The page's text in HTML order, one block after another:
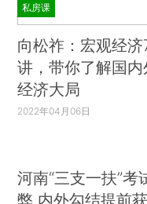
私房课
向松祚：宏观经济
讲，带你了解国内
经济大局
2022年04月06日
河南“三支一扶”考
弊 内外勾结提前